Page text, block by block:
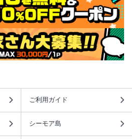
ご利用ガイド
シーモア島